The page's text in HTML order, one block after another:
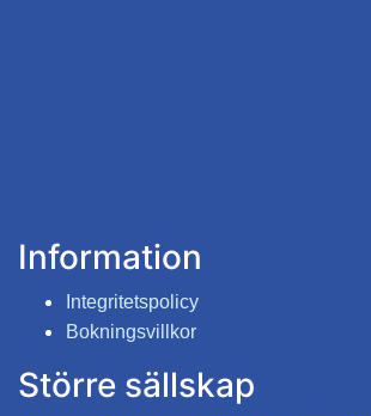
Information
Integritetspolicy
Bokningsvillkor
Större sällskap